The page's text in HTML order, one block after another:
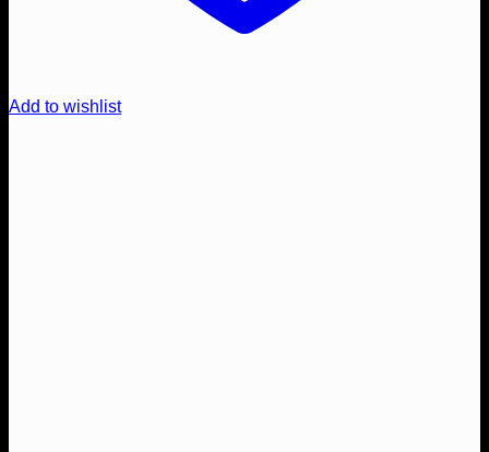
Add to wishlist